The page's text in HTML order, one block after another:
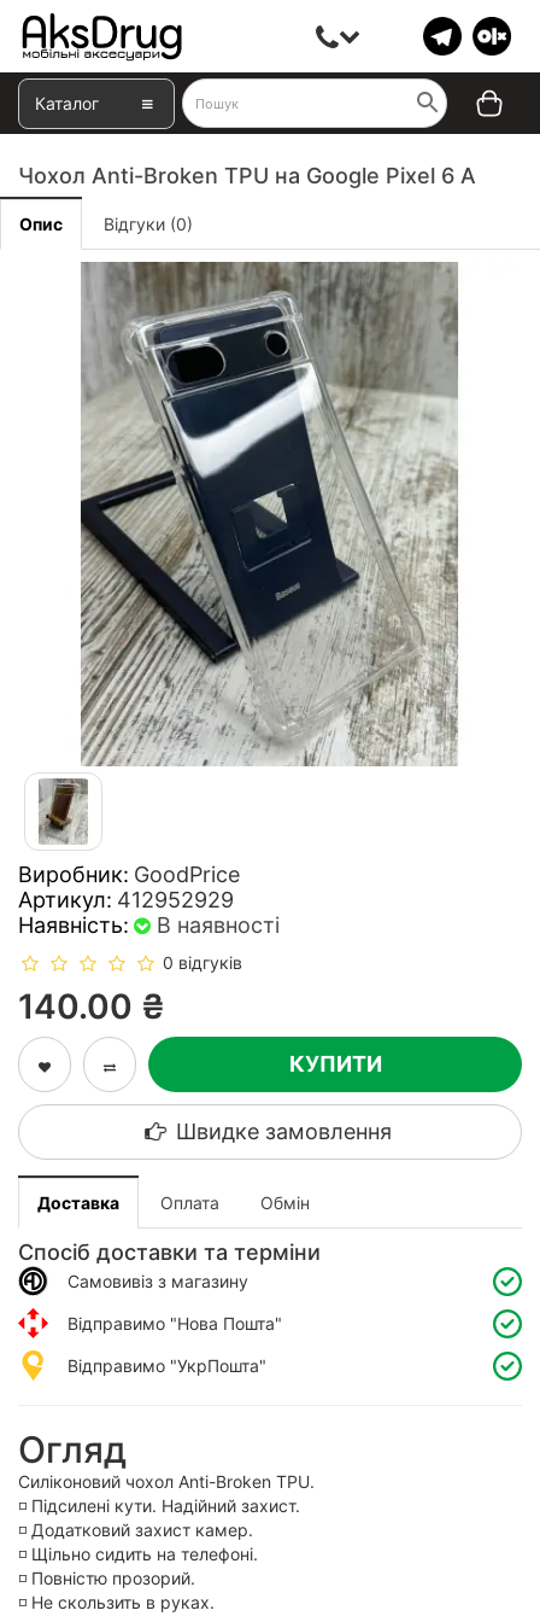
Каталог
Чохол Anti-Broken TPU на Google Pixel 6 A
Опис Відгуки (0)
Виробник: GoodPrice
Артикул: 412952929
Наявність:
В наявності
0 відгуків
140.00 ₴
КУПИТИ
Швидке замовлення
Доставка Оплата Обмін
Спосіб доставки та терміни
Самовивіз з магазину
Відправимо "Нова Пошта"
Відправимо "УкрПошта"
Огляд
Силіконовий чохол Anti-Broken TPU.
◽️ Підсилені кути. Надійний захист.
◽️ Додатковий захист камер.
◽️ Щільно сидить на телефоні.
◽️ Повністю прозорий.
◽️ Не скользить в руках.